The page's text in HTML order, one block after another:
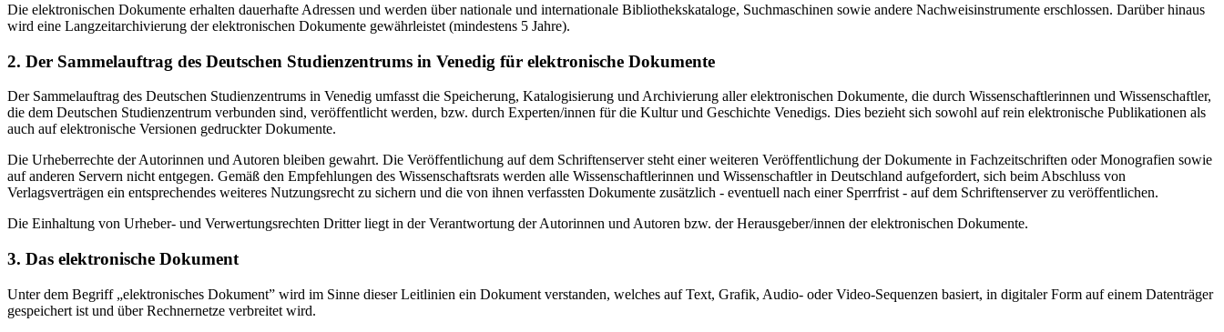
Die elektronischen Dokumente erhalten dauerhafte Adressen und werden über nationale und internationale Bibliothekskataloge, Suchmaschinen sowie andere Nachweisinstrumente erschlossen. Darüber hinaus
wird eine Langzeitarchivierung der elektronischen Dokumente gewährleistet (mindestens 5 Jahre).
2. Der Sammelauftrag des Deutschen Studienzentrums in Venedig für elektronische Dokumente
Der Sammelauftrag des Deutschen Studienzentrums in Venedig umfasst die Speicherung, Katalogisierung und Archivierung aller elektronischen Dokumente, die durch Wissenschaftlerinnen und Wissenschaftler,
die dem Deutschen Studienzentrum verbunden sind, veröffentlicht werden, bzw. durch Experten/innen für die Kultur und Geschichte Venedigs. Dies bezieht sich sowohl auf rein elektronische Publikationen als
auch auf elektronische Versionen gedruckter Dokumente.
Die Urheberrechte der Autorinnen und Autoren bleiben gewahrt. Die Veröffentlichung auf dem Schriftenserver steht einer weiteren Veröffentlichung der Dokumente in Fachzeitschriften oder Monografien sowie
auf anderen Servern nicht entgegen. Gemäß den Empfehlungen des Wissenschaftsrats werden alle Wissenschaftlerinnen und Wissenschaftler in Deutschland aufgefordert, sich beim Abschluss von
Verlagsverträgen ein entsprechendes weiteres Nutzungsrecht zu sichern und die von ihnen verfassten Dokumente zusätzlich - eventuell nach einer Sperrfrist - auf dem Schriftenserver zu veröffentlichen.
Die Einhaltung von Urheber- und Verwertungsrechten Dritter liegt in der Verantwortung der Autorinnen und Autoren bzw. der Herausgeber/innen der elektronischen Dokumente.
3. Das elektronische Dokument
Unter dem Begriff „elektronisches Dokument” wird im Sinne dieser Leitlinien ein Dokument verstanden, welches auf Text, Grafik, Audio- oder Video-Sequenzen basiert, in digitaler Form auf einem Datenträger
gespeichert ist und über Rechnernetze verbreitet wird.